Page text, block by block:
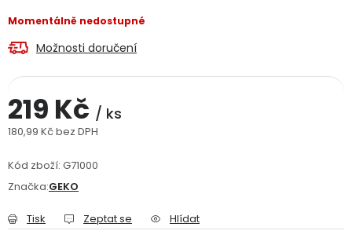
Velkoobchodní spolupráce (B2B)
Servis nářadí Hodnocení obchodu
Doprava a platba
Reklamační formulář
Obchodní podmínky Reklamační řád
Momentálně nedostupné
Možnosti doručení
219 Kč / ks
180,99 Kč bez DPH
Kód zboží: G71000
Značka:GEKO
Tisk Zeptat se Hlídat